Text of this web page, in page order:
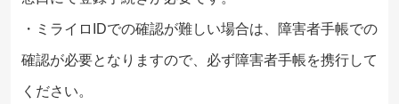
・ミライロIDでの確認が難しい場合は、障害者手帳での
確認が必要となりますので、必ず障害者手帳を携行して
ください。